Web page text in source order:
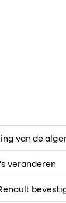
van de
veranderen